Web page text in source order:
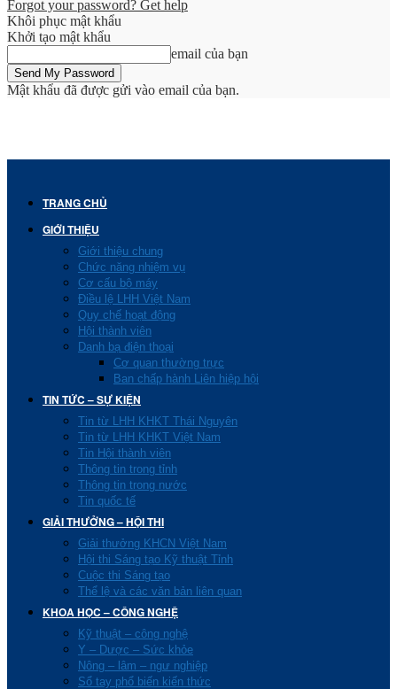
Forgot your password? Get help
Khôi phục mật khẩu
Khởi tạo mật khẩu
email của bạn
Mật khẩu đã được gửi vào email của bạn.
TRANG CHỦ
GIỚI THIỆU
Giới thiệu chung
Chức năng nhiệm vụ
Cơ cấu bộ máy
Điều lệ LHH Việt Nam
Quy chế hoạt động
Hội thành viên
Danh bạ điện thoại
Cơ quan thường trực
Ban chấp hành Liên hiệp hội
TIN TỨC – SỰ KIỆN
Tin từ LHH KHKT Thái Nguyên
Tin từ LHH KHKT Việt Nam
Tin Hội thành viên
Thông tin trong tỉnh
Thông tin trong nước
Tin quốc tế
GIẢI THƯỞNG – HỘI THI
Giải thưởng KHCN Việt Nam
Hội thi Sáng tạo Kỹ thuật Tỉnh
Cuộc thi Sáng tạo
Thể lệ và các văn bản liên quan
KHOA HỌC – CÔNG NGHỆ
Kỹ thuật – công nghệ
Y – Dược – Sức khỏe
Nông – lâm – ngư nghiệp
Sổ tay phổ biến kiến thức